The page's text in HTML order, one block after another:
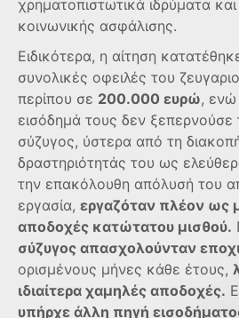
χρηματοπιστωτικά ιδρύματα
κοινωνικής ασφάλισης.
Ειδικότερα, η αίτηση
συνολικές οφειλές του
περίπου σε 200.000 ευρώ, ενώ
εισόδημά τους δεν ξεπερνούσε
σύζυγος, ύστερα από τη
δραστηριότητάς του ως
την επακόλουθη απόλυσή του
εργασία, εργαζόταν πλέον ως
αποδοχές κατώτατου μισθού.
σύζυγος απασχολούνταν
ορισμένους μήνες κάθε έτους,
ιδιαίτερα χαμηλές αποδοχές.
υπήρχε άλλη πηγή